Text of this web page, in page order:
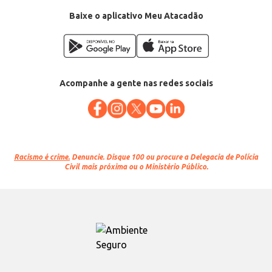
Baixe o aplicativo Meu Atacadão
Acompanhe a gente nas redes sociais
Racismo é crime. Denuncie. Disque 100 ou procure a Delegacia de Polícia
Civil mais próxima ou o Ministério Público.